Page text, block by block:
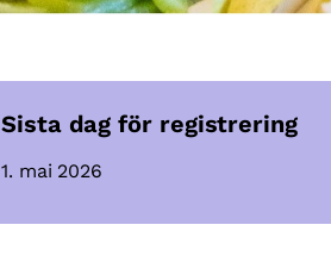
Sista dag för registrering
1. mai 2026